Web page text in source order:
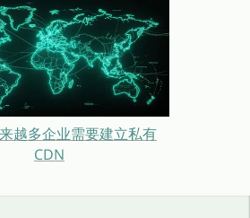
越多企业需要建立私有
CDN